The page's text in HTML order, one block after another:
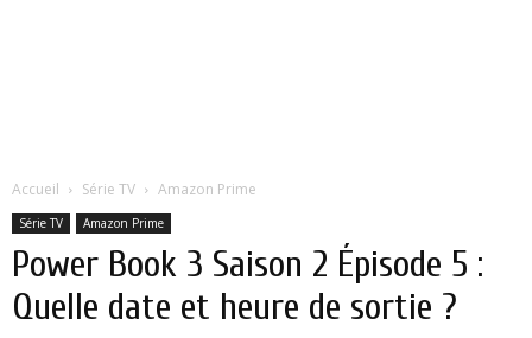
Accueil Série TV Amazon Prime
Série TV Amazon Prime
Power Book 3 Saison 2 Épisode 5 :
Quelle date et heure de sortie ?